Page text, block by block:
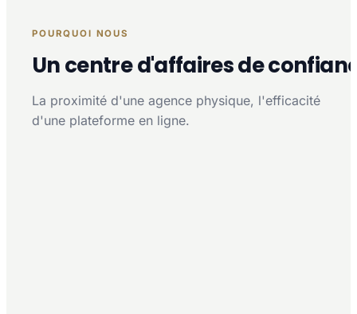
POURQUOI NOUS
Un centre d'affaires de
La proximité d'une agence physique, l'efficacité
d'une plateforme en ligne.